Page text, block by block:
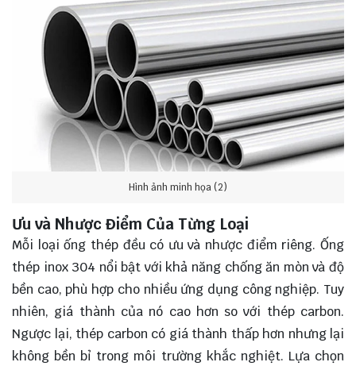
Hình ảnh minh họa (2)
Ưu và Nhược Điểm Của Từng Loại
Mỗi loại ống thép đều có ưu và nhược điểm riêng. Ống
thép inox 304 nổi bật với khả năng chống ăn mòn và độ
bền cao, phù hợp cho nhiều ứng dụng công nghiệp. Tuy
nhiên, giá thành của nó cao hơn so với thép carbon.
Ngược lại, thép carbon có giá thành thấp hơn nhưng lại
không bền bỉ trong môi trường khắc nghiệt. Lựa chọn